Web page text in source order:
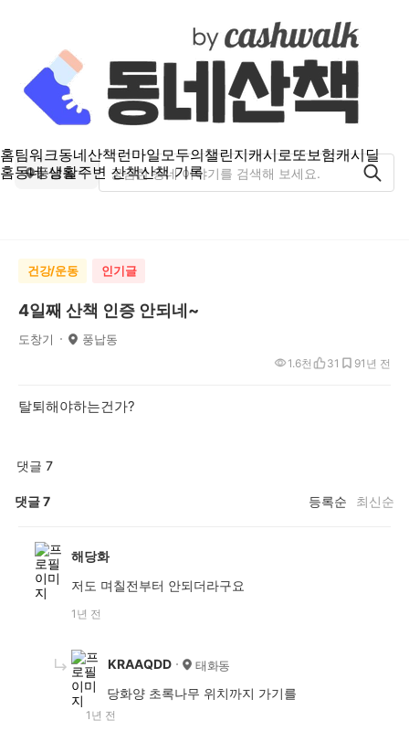
홈팀워크동네산책런마일모두의챌린지캐시로또보험캐시딜
홈동네 생활주변 산책산책 기록
풍납동
건강/운동 인기글
4일째 산책 인증 안되네~
도창기 풍납동
1년 전
1.6천 31 9
탈퇴해야하는건가?
댓글 7
댓글7 등록순 최신순
해당화
저도 며칠전부터 안되더라구요
1년 전
KRAAQDD 태화동
당화양 초록나무 위치까지 가기를
1년 전